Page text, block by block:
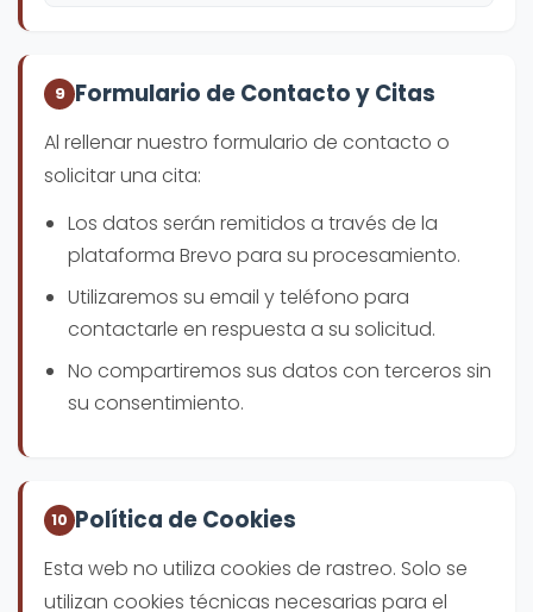
9 Formulario de Contacto y Citas
Al rellenar nuestro formulario de contacto o
solicitar una cita:
Los datos serán remitidos a través de la
plataforma Brevo para su procesamiento.
Utilizaremos su email y teléfono para
contactarle en respuesta a su solicitud.
No compartiremos sus datos con terceros sin
su consentimiento.
10 Política de Cookies
Esta web no utiliza cookies de rastreo. Solo se
utilizan cookies técnicas necesarias para el